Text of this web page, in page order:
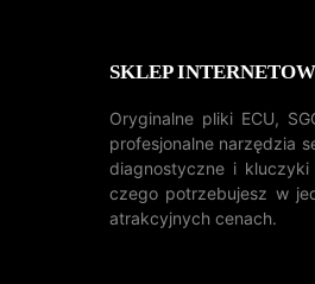
SKLEP
Oryginalne pliki ECU,
profesjonalne narzędzia
diagnostyczne i kluczyki
czego potrzebujesz w
atrakcyjnych cenach.